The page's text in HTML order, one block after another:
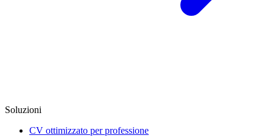
Soluzioni
CV ottimizzato per professione